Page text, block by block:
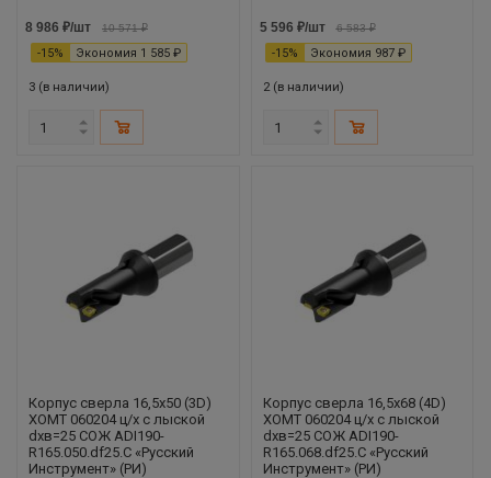
8 986 ₽/шт 10 571₽
-15% Экономия 1 585 ₽
3 (в наличии)
5 596 ₽/шт 6 583₽
-15% Экономия 987₽
2 (в наличии)
Корпус сверла 16,5х50 (3D)
XOMT 060204 ц/х с лыской
dхв=25 СОЖ ADI190-
R165.050.df25.С «Русский
Инструмент» (РИ)
Корпус сверла 16,5х68 (4D)
XOMT 060204 ц/х с лыской
dхв=25 СОЖ ADI190-
R165.068.df25.С «Русский
Инструмент» (РИ)